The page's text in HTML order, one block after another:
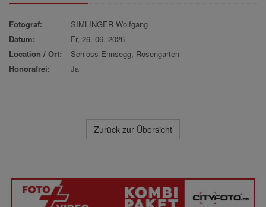
Fotograf:
SIMLINGER Wolfgang
Datum:
Fr, 26. 06. 2026
Location / Ort:
Schloss Ennsegg, Rosengarten
Honorafrei:
Ja
Zurück zur Übersicht